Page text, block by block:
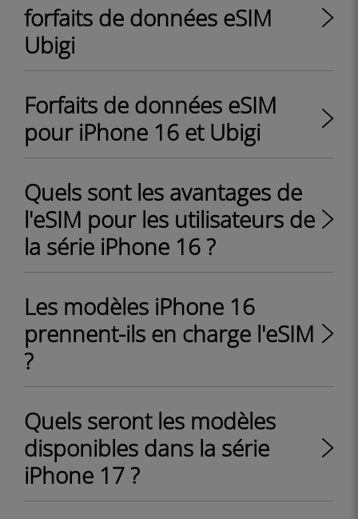
forfaits de données eSIM
Ubigi
Forfaits de données eSIM
pour iPhone 16 et Ubigi
Quels sont les avantages de
l'eSIM pour les utilisateurs de
la série iPhone 16 ?
Les modèles iPhone 16
prennent-ils en charge l'eSIM
?
Quels seront les modèles
disponibles dans la série
iPhone 17 ?